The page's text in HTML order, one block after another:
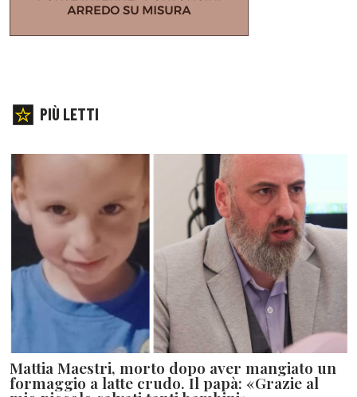
PIÙ LETTI
Mattia Maestri, morto dopo aver mangiato un
formaggio a latte crudo. Il papà: «Grazie al